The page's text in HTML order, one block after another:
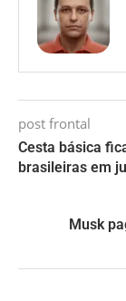
post frontal
Cesta básica
brasileiras em
Musk